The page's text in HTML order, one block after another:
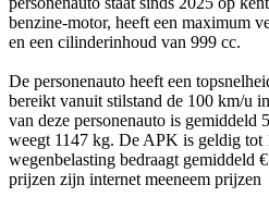
benzine-motor, heeft een maximum
en een cilinderinhoud van 999 cc.
De personenauto heeft een
bereikt vanuit stilstand de 100 km/u
van deze personenauto is gemiddeld
weegt 1147 kg. De APK is geldig tot
wegenbelasting bedraagt gemiddeld
prijzen zijn internet meeneem prijzen